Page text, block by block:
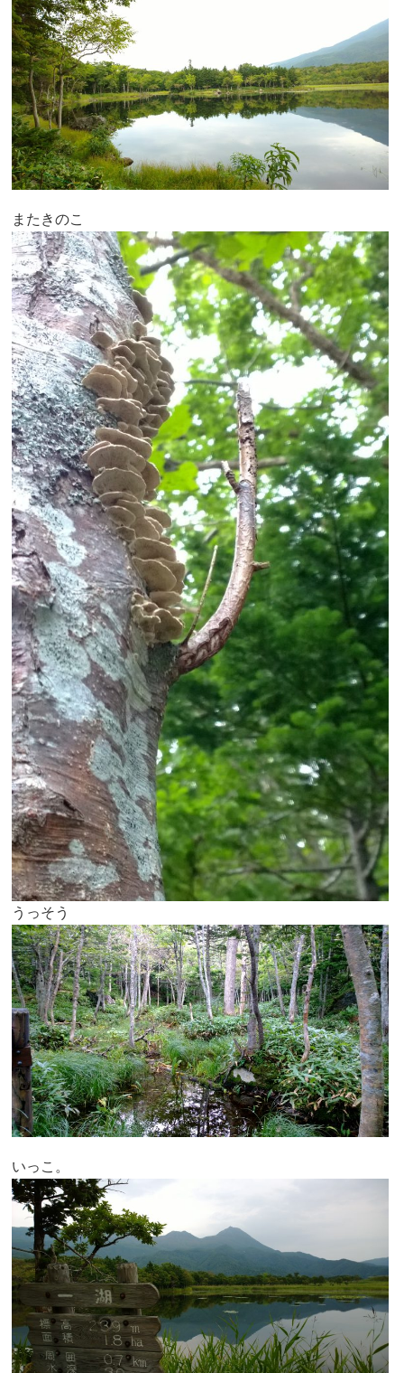
またきのこ
うっそう
いっこ。